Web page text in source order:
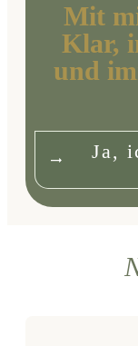
Mit
Klar,
und
Ja,